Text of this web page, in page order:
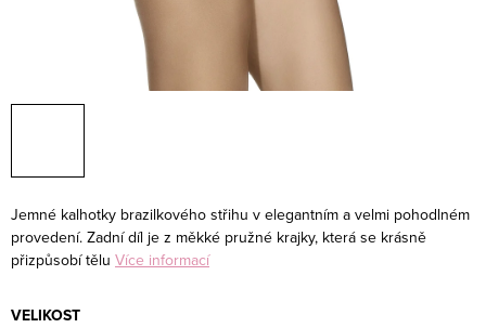
Jemné kalhotky brazilkového střihu v elegantním a velmi pohodlném
provedení. Zadní díl je z měkké pružné krajky, která se krásně
přizpůsobí tělu Více informací
VELIKOST